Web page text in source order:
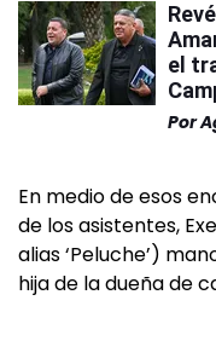
el
Por
En medio de esos
de los asistentes,
alias ‘Peluche’)
hija de la dueña de